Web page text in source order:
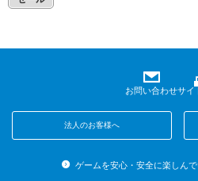
お問い合わせサイ
法人のお客様へ
ゲームを安心・安全に楽しん